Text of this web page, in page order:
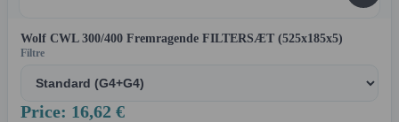
Wolf CWL 300/400 Fremragende FILTERSÆT (525x185x5)
Filtre
Price: 16,62 €